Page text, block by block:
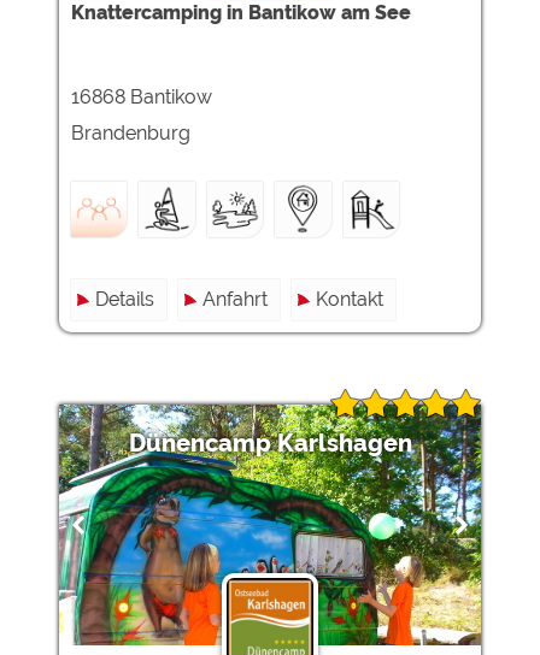
Knattercamping in Bantikow am See
16868 Bantikow
Brandenburg
Details Anfahrt Kontakt
Dünencamp Karlshagen